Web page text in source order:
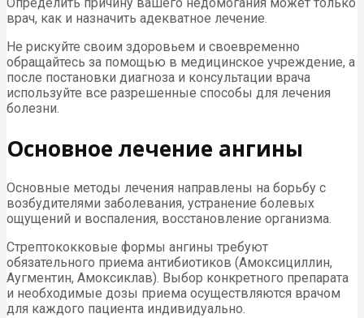
врач, как и назначить адекватное лечение.
Не рискуйте своим здоровьем и своевременно
обращайтесь за помощью в медицинское учреждение, а
после постановки диагноза и консультации врача
используйте все разрешенные способы для лечения
болезни.
Основное лечение ангины
Основные методы лечения направлены на борьбу с
возбудителями заболевания, устранение болевых
ощущений и воспаления, восстановление организма.
Стрептококковые формы ангины требуют
обязательного приема антибиотиков (Амоксициллин,
Аугментин, Амоксиклав). Выбор конкретного препарата
и необходимые дозы приема осуществляются врачом
для каждого пациента индивидуально.